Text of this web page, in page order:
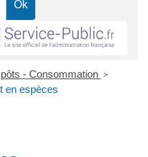
- Consommation >
en espèces